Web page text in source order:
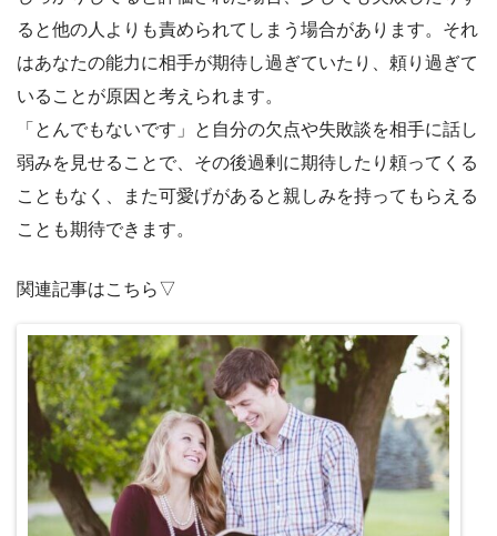
ると他の人よりも責められてしまう場合があります。それ
はあなたの能力に相手が期待し過ぎていたり、頼り過ぎて
いることが原因と考えられます。
「とんでもないです」と自分の欠点や失敗談を相手に話し
弱みを見せることで、その後過剰に期待したり頼ってくる
こともなく、また可愛げがあると親しみを持ってもらえる
ことも期待できます。
関連記事はこちら▽